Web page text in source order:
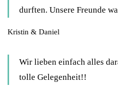
durften. Unsere Freunde
Kristin & Daniel
Wir lieben einfach alles
tolle Gelegenheit!!